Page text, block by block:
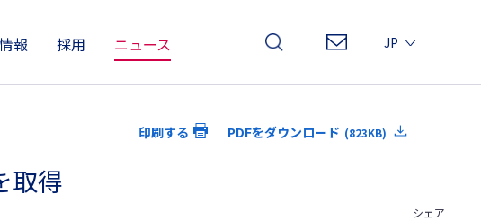
報
採用 ニュース
JP
PDFをダウンロード (823KB)
印刷する
取得
シェア